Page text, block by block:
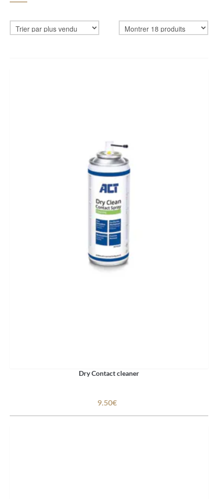
Dry Contact cleaner
9.50€